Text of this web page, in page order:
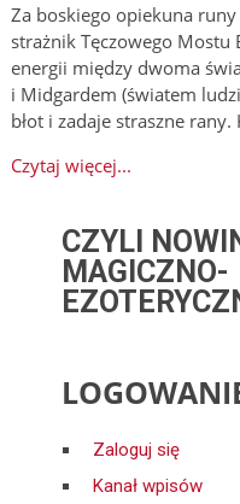
Za boskiego opiekuna
strażnik Tęczowego
energii między dwoma
i Midgardem (światem
błot i zadaje straszne
Czytaj więcej...
CZYLI
MAGICZNO-
Zaloguj się
Kanał wpisów